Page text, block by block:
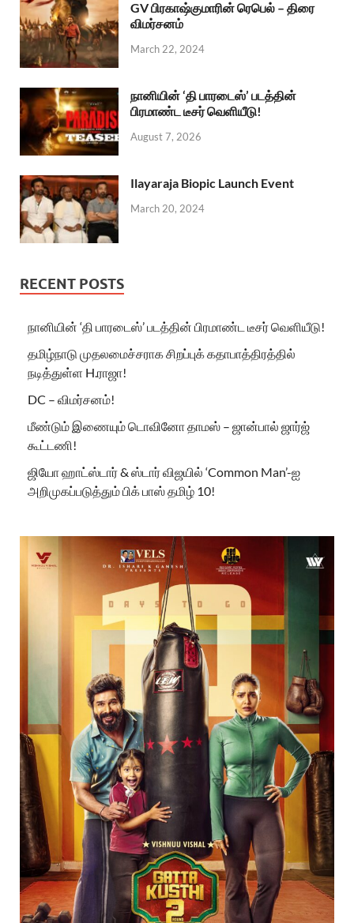
GV பிரகாஷ்குமாரின் ரெபெல் – திரை
விமர்சனம்
March 22, 2024
நானியின் ‘தி பாரடைஸ்’ படத்தின்
பிரமாண்ட டீசர் வெளியீடு!
August 7, 2026
Ilayaraja Biopic Launch Event
March 20, 2024
RECENT POSTS
நானியின் ‘தி பாரடைஸ்’ படத்தின் பிரமாண்ட டீசர் வெளியீடு!
தமிழ்நாடு முதலமைச்சராக சிறப்புக் கதாபாத்திரத்தில்
நடித்துள்ள H.ராஜா!
DC – விமர்சனம்!
மீண்டும் இணையும் டொவினோ தாமஸ் – ஜான்பால் ஜார்ஜ்
கூட்டணி!
ஜியோ ஹாட்ஸ்டார் & ஸ்டார் விஜயில் ‘Common Man’-ஐ
அறிமுகப்படுத்தும் பிக் பாஸ் தமிழ் 10!